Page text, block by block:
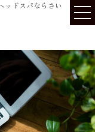
ッドスパならさい